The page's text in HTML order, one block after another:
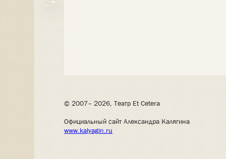
© 2007– 2026, Театр Et Cetera
Официальный сайт Александра Калягина
www.kalyagin.ru